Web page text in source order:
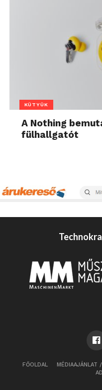
KÜTYÜK
A Nothing
fülhallgatót
FŐOLDAL MÉDIAAJÁNLAT